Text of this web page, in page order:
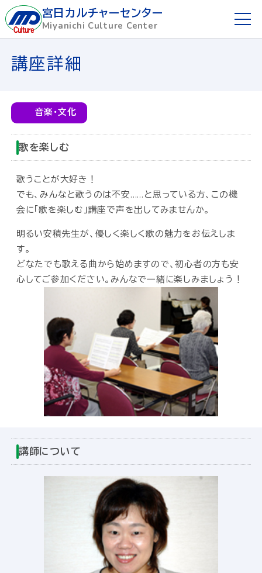
宮日カルチャーセンター
Miyanichi Culture Center
ホーム
お申し込み方法
講座を探す
講師募集
宮日めばえ教室
講座詳細
音楽・文化
歌を楽しむ
歌うことが大好き！
でも、みんなと歌うのは不安……と思っている方、この機
会に「歌を楽しむ」講座で声を出してみませんか。
明るい安積先生が、優しく楽しく歌の魅力をお伝えしま
す。
どなたでも歌える曲から始めますので、初心者の方も安
心してご参加ください。みんなで一緒に楽しみましょう！
講師について